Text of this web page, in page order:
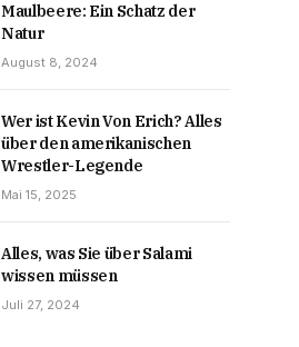
Maulbeere: Ein Schatz der
Natur
August 8, 2024
Wer ist Kevin Von Erich? Alles
über den amerikanischen
Wrestler-Legende
Mai 15, 2025
Alles, was Sie über Salami
wissen müssen
Juli 27, 2024